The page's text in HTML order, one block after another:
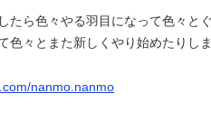
たら色々やる羽目になって色々と
色々とまた新しくやり始めたりし
nanmo.nanmo